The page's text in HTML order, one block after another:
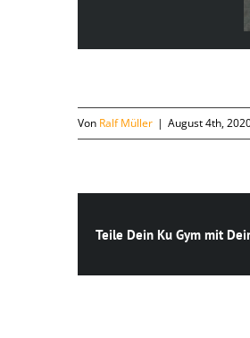
Von Ralf Müller | August 4th,
Teile Dein Ku Gym mit